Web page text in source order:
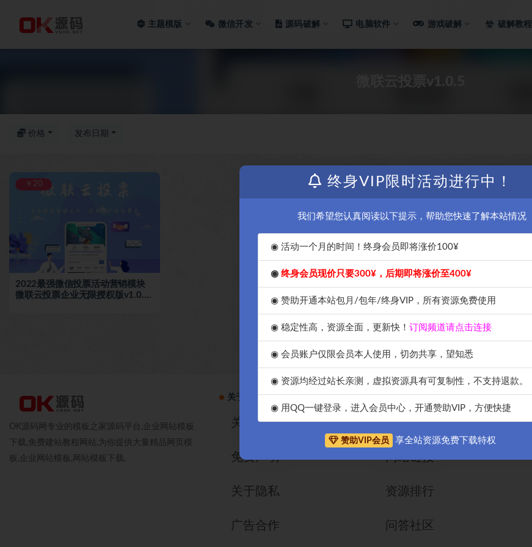
主题模版 微信开发 源码破解 电脑软件 游戏破解 破解教程
价格 发布日期
￥20
2022最强微信投票活动营销模块
微联云投票企业无限授权版v1.0.5
OK源码网专业的模板之家源码平台,企业网站模板
下载,免费建站教程网站,为你提供大量精品网页模
板,企业网站模板,网站模板下载.
关于本站
关于我们
免费声明
关于隐私
广告合作
导航网址
网站申请
网站链接
资源排行
问答社区
终身VIP限时活动进行中！
我们希望您认真阅读以下提示，帮助您快速了解本站情况
◉ 活动一个月的时间！终身会员即将涨价100¥
◉ 终身会员现价只要300¥，后期即将涨价至400¥
◉ 赞助开通本站包月/包年/终身VIP，所有资源免费使用
◉ 稳定性高，资源全面，更新快！ 订阅频道请点击连接
◉ 会员账户仅限会员本人使用，切勿共享，望知悉
◉ 资源均经过站长亲测，虚拟资源具有可复制性，不支持退款。
◉ 用QQ一键登录，进入会员中心，开通赞助VIP，方便快捷
赞助VIP会员 享全站资源免费下载特权